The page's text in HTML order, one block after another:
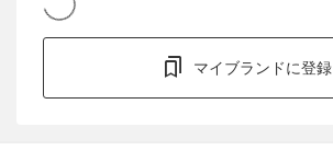
マイブランドに登録